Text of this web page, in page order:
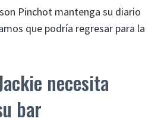
Pinchot mantenga su diario
que podría regresar para la
necesita
bar